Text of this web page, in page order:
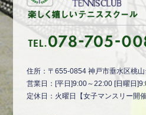
住所：〒655-0854 神戸市垂水区桃
営業日：[平日]9:00～22:00 [日曜日
定休日：火曜日【女子マンスリー開催